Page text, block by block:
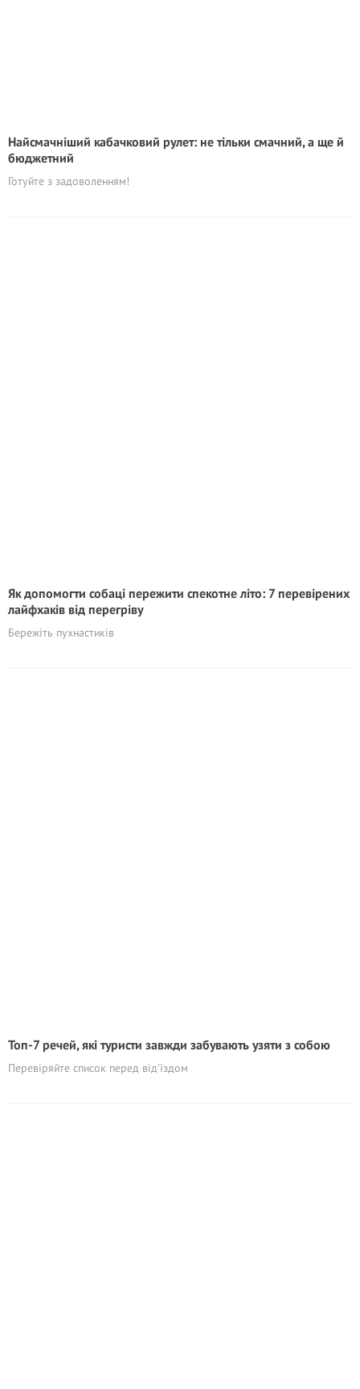
Найсмачніший кабачковий рулет: не тільки смачний, а ще й
бюджетний
Готуйте з задоволенням!
Як допомогти собаці пережити спекотне літо: 7 перевірених
лайфхаків від перегріву
Бережіть пухнастиків
Топ-7 речей, які туристи завжди забувають узяти з собою
Перевіряйте список перед від’їздом